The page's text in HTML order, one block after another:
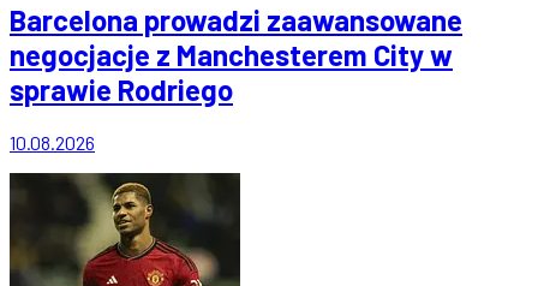
Barcelona prowadzi zaawansowane
negocjacje z Manchesterem City w
sprawie Rodriego
10.08.2026